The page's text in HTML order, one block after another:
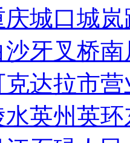
庆城口城
沙牙叉桥
克达拉市营
水英州英